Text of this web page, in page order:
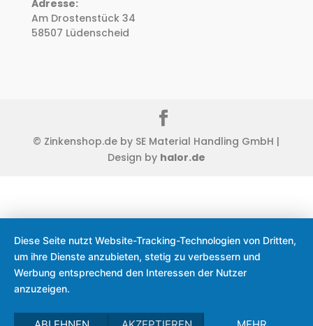
Adresse:
Am Drostenstück 34
58507 Lüdenscheid
© Zinkenshop.de by SE Material Handling GmbH |
Design by halor.de
Diese Seite nutzt Website-Tracking-Technologien von Dritten,
um ihre Dienste anzubieten, stetig zu verbessern und
Werbung entsprechend den Interessen der Nutzer
anzuzeigen.